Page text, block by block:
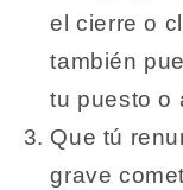
el cierre o
también
tu puesto o
Que tú
grave